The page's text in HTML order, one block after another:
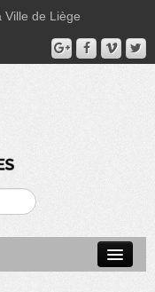
Ville de Liège